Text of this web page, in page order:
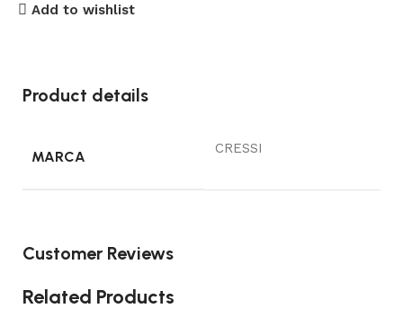
Add to wishlist
Product details
MARCA CRESSI
Customer Reviews
Related Products